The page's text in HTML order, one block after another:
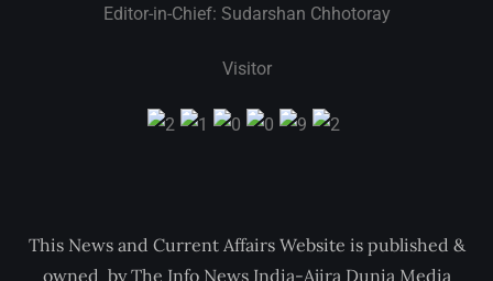
Editor-in-Chief: Sudarshan Chhotoray
Visitor
This News and Current Affairs Website is published &
owned by The Info News India-Ajira Dunia Media